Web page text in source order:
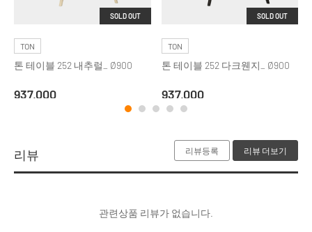
SOLD OUT
TON
톤 테이블 252 내추럴_ Ø900
937,000
SOLD OUT
TON
톤 테이블 252 다크웬지_ Ø900
937,000
리뷰 리뷰등록 리뷰 더보기
관련상품 리뷰가 없습니다.